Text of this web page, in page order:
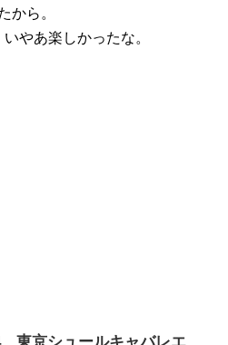
から。
やあ楽しかったな。